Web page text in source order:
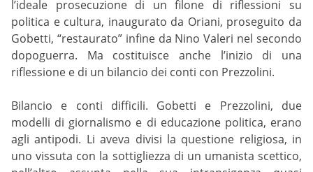
l’ideale prosecuzione di un filone di riflessioni su
politica e cultura, inaugurato da Oriani, proseguito da
Gobetti, “restaurato” infine da Nino Valeri nel secondo
dopoguerra. Ma costituisce anche l’inizio di una
riflessione e di un bilancio dei conti con Prezzolini.
Bilancio e conti difficili. Gobetti e Prezzolini, due
modelli di giornalismo e di educazione politica, erano
agli antipodi. Li aveva divisi la questione religiosa, in
uno vissuta con la sottigliezza di un umanista scettico,